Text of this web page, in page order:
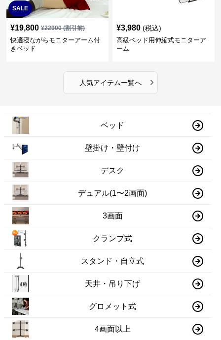
SALE
¥19,800 ¥22900(割引前)
快適寝ながらモニターアーム付
きベッド
¥3,980 (税込)
高級ベッド用伸縮式モニターア
ーム
人気アイテム一覧へ ›
ベッド
壁掛け・壁付け
デスク
デュアル(1〜2画面)
3画面
クランプ式
スタンド・自立式
天井・吊り下げ
グロメット式
4画面以上